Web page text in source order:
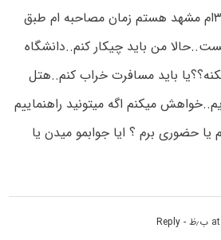
من ساکن تهرانم اما روز ۳۰ام مشهد هستم زمان مصاحبه ام طبق
بالا همون روز ۳۰هست..حالا من باید چیکار کنم..دانشگاه
باید مسافرت خراب کنم..هتل
میکنم اگه میتونید راهنماییم
یا حضوری برم ؟ ایا جوابمو میدن یا
- Reply